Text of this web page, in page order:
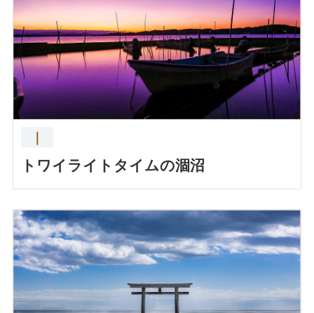
トワイライトタイムの涸沼